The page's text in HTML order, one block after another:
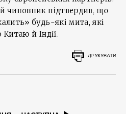
чиновник підтвердив, що
будь-які мита, які
й Індії.
ДРУКУВАТИ